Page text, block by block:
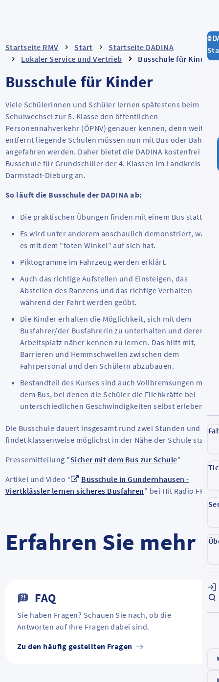
Startseite RMV Start
Startseite DADINA
Lokaler Service und Vertrieb
Busschule für Kinder
Busschule für Kinder
Viele Schülerinnen und Schüler lernen spätestens beim
Schulwechsel zur 5. Klasse den öffentlichen
Personennahverkehr (ÖPNV) genauer kennen, denn weiter
entfernt liegende Schulen müssen nun mit Bus oder Bahn
angefahren werden. Daher bietet die DADINA kostenfrei die
Busschule für Grundschüler der 4. Klassen im Landkreis
Darmstadt-Dieburg an.
So läuft die Busschule der DADINA ab:
Die praktischen Übungen finden mit einem Bus statt.
Es wird unter anderem anschaulich demonstriert, was
es mit dem "toten Winkel" auf sich hat.
Piktogramme im Fahrzeug werden erklärt.
Auch das richtige Aufstellen und Einsteigen, das
Abstellen des Ranzens und das richtige Verhalten
während der Fahrt werden geübt.
Die Kinder erhalten die Möglichkeit, sich mit dem
Busfahrer/der Busfahrerin zu unterhalten und deren
Arbeitsplatz näher kennen zu lernen. Das hilft mit,
Barrieren und Hemmschwellen zwischen dem
Fahrpersonal und den Schülern abzubauen.
Bestandteil des Kurses sind auch Vollbremsungen mit
dem Bus, bei denen die Schüler die Fliehkräfte bei
unterschiedlichen Geschwindigkeiten selbst erleben.
Die Busschule dauert insgesamt rund zwei Stunden und
findet klassenweise möglichst in der Nähe der Schule statt.
Pressemitteilung "Sicher mit dem Bus zur Schule"
Artikel und Video “
Busschule in Gundernhausen -
Viertklässler lernen sicheres Busfahren” bei Hit Radio FFH
Erfahren Sie mehr
FAQ
Sie haben Fragen? Schauen Sie nach, ob die
Antworten auf Ihre Fragen dabei sind.
Zu den häufig gestellten Fragen